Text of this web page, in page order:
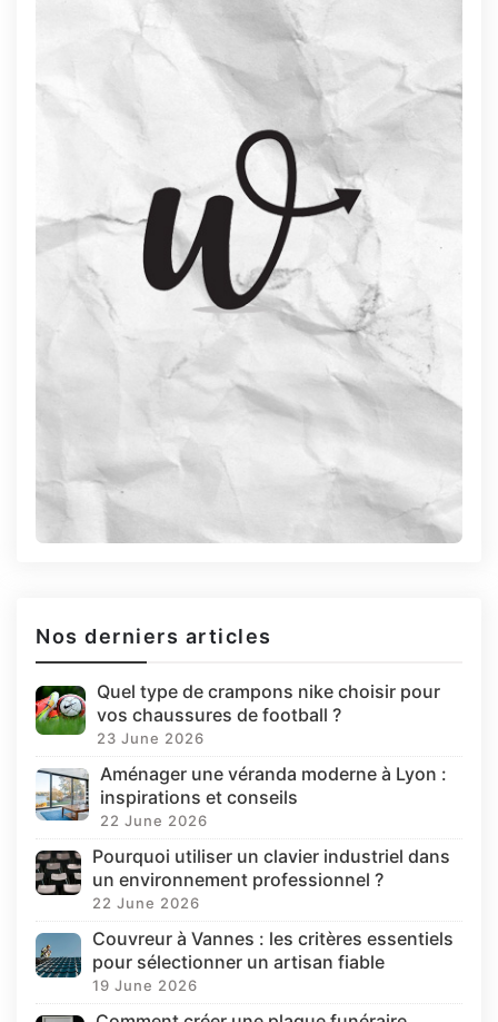
Nos derniers articles
Quel type de crampons nike choisir pour
vos chaussures de football ?
23 June 2026
Aménager une véranda moderne à Lyon :
inspirations et conseils
22 June 2026
Pourquoi utiliser un clavier industriel dans
un environnement professionnel ?
22 June 2026
Couvreur à Vannes : les critères essentiels
pour sélectionner un artisan fiable
19 June 2026